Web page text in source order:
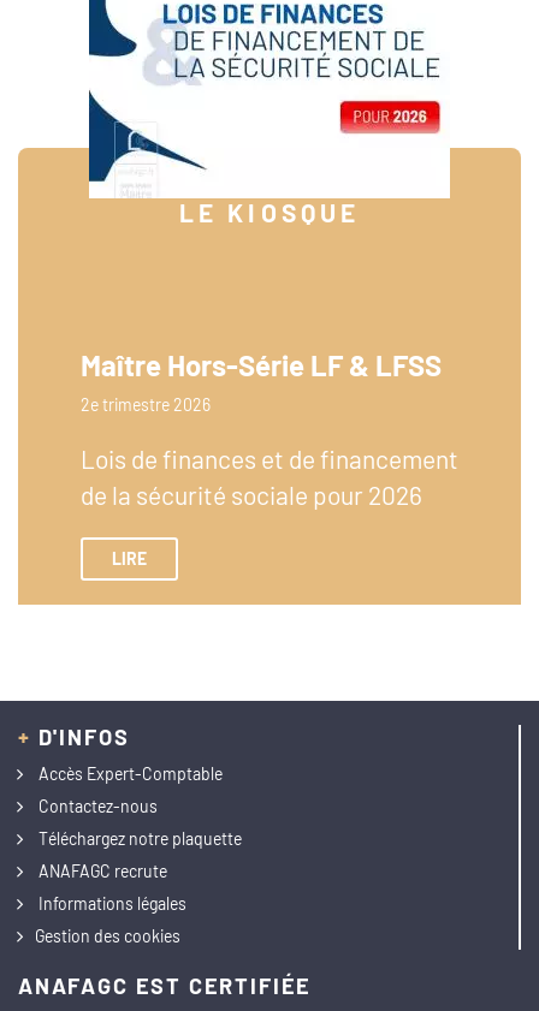
LE KIOSQUE
Maître Hors-Série LF & LFSS
2e trimestre 2026
Lois de finances et de financement
de la sécurité sociale pour 2026
LIRE
+ D'INFOS
Accès Expert-Comptable
Contactez-nous
Téléchargez notre plaquette
ANAFAGC recrute
Informations légales
Gestion des cookies
ANAFAGC EST CERTIFIÉE